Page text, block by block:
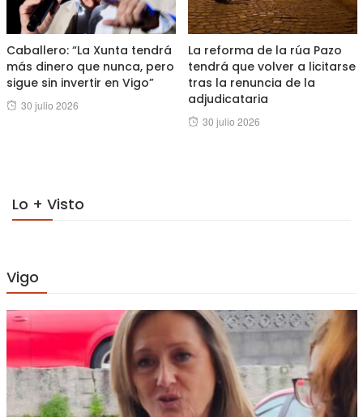
Caballero: “La Xunta tendrá
más dinero que nunca, pero
sigue sin invertir en Vigo”
Posted
30 julio 2026
La reforma de la rúa Pazo
tendrá que volver a licitarse
tras la renuncia de la
adjudicataria
Posted
30 julio 2026
Lo + Visto
Vigo